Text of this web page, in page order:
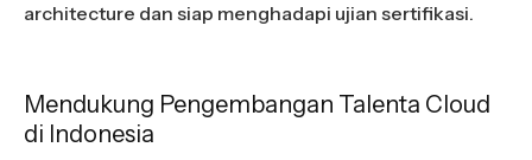
architecture dan siap menghadapi ujian sertifikasi.
Mendukung Pengembangan Talenta Cloud
di Indonesia